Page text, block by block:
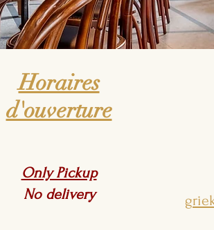
Horaires
d'ouverture
Only Pickup
No delivery